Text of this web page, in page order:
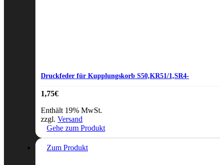
Druckfeder für Kupplungskorb S50,KR51/1,SR4-
1,75€
Enthält 19% MwSt.
zzgl. Versand
Gehe zum Produkt
Zum Produkt